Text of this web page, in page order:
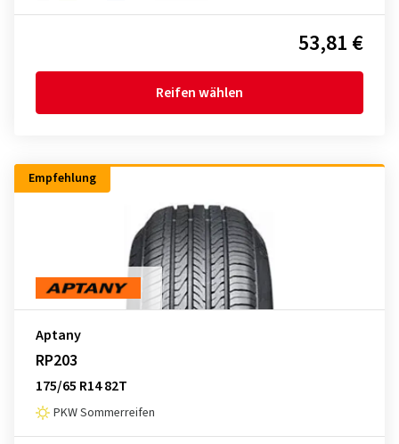
53,81 €
Reifen wählen
Empfehlung
Aptany
RP203
175/65 R14 82T
PKW Sommerreifen